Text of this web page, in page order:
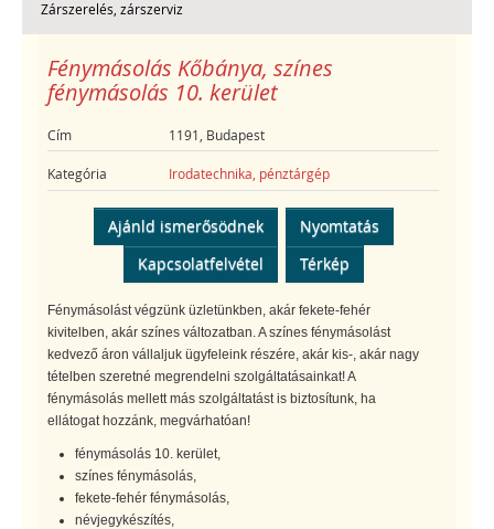
Zárszerelés, zárszerviz
Fénymásolás Kőbánya, színes
fénymásolás 10. kerület
Cím 1191, Budapest
Kategória Irodatechnika, pénztárgép
Ajánld ismerősödnek
Nyomtatás
Kapcsolatfelvétel
Térkép
Fénymásolást végzünk üzletünkben, akár fekete-fehér
kivitelben, akár színes változatban. A színes fénymásolást
kedvező áron vállaljuk ügyfeleink részére, akár kis-, akár nagy
tételben szeretné megrendelni szolgáltatásainkat! A
fénymásolás mellett más szolgáltatást is biztosítunk, ha
ellátogat hozzánk, megvárhatóan!
fénymásolás 10. kerület,
színes fénymásolás,
fekete-fehér fénymásolás,
névjegykészítés,